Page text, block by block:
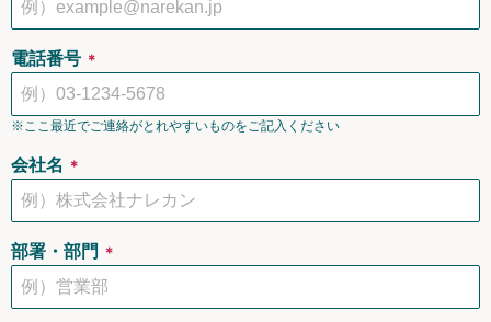
電話番号 ＊
※ここ最近でご連絡がとれやすいものをご記入ください
会社名 ＊
部署・部門 ＊